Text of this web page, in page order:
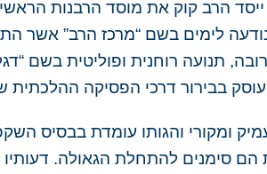
לימים בשם “מרכז הרב” אשר
תנועה רוחנית ופוליטית בשם
בבירור דרכי הפסיקה
ומקורי והגותו עומדת בבסיס
סימנים להתחלת הגאולה.